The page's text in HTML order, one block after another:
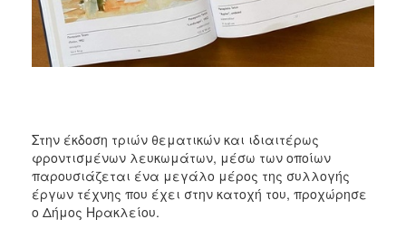
Στην έκδοση τριών θεματικών και ιδιαιτέρως
φροντισμένων λευκωμάτων, μέσω των οποίων
παρουσιάζεται ένα μεγάλο μέρος της συλλογής
έργων τέχνης που έχει στην κατοχή του, προχώρησε
ο Δήμος Ηρακλείου.